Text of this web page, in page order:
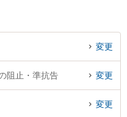
変更
阻止・準抗告 変更
変更